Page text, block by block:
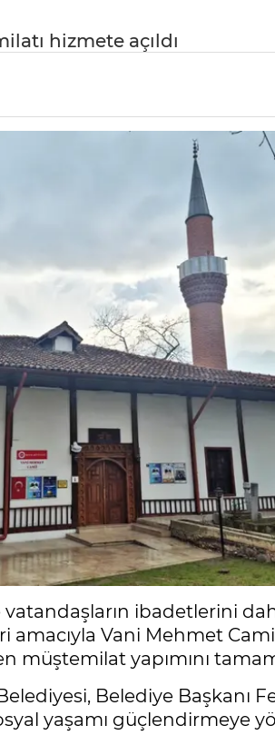
hizmete açıldı
vatandaşların ibadetlerini
Vani Mehmet
müştemilat yapımını
Belediye Başkanı
yaşamı güçlendirmeye